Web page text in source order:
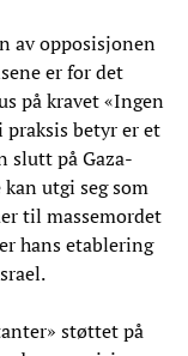
av opposisjonen
er for det
på kravet «Ingen
praksis betyr er et
slutt på Gaza-
utgi seg som
til massemordet
hans etablering
støttet på